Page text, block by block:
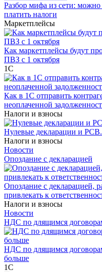
Разбор мифа из сети:
платить налоги
Маркетплейсы
Как маркетплейсы будут
ПВЗ с 1 октября
1С
Как в 1С отправить
неоплаченной
Налоги и взносы
Нулевые декларации и
Налоги и взносы
Новости
Опоздание с декларацией
Опоздание с декларацией,
привлекать к
Налоги и взносы
Новости
НДС по длящимся
НДС по длящимся
больше
1С